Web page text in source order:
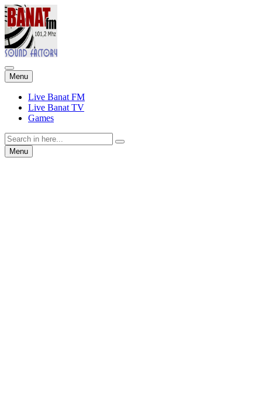
Menu Skip
to
content
Live Banat FM
Live Banat TV
Games
Search
for:Menu Skip
to